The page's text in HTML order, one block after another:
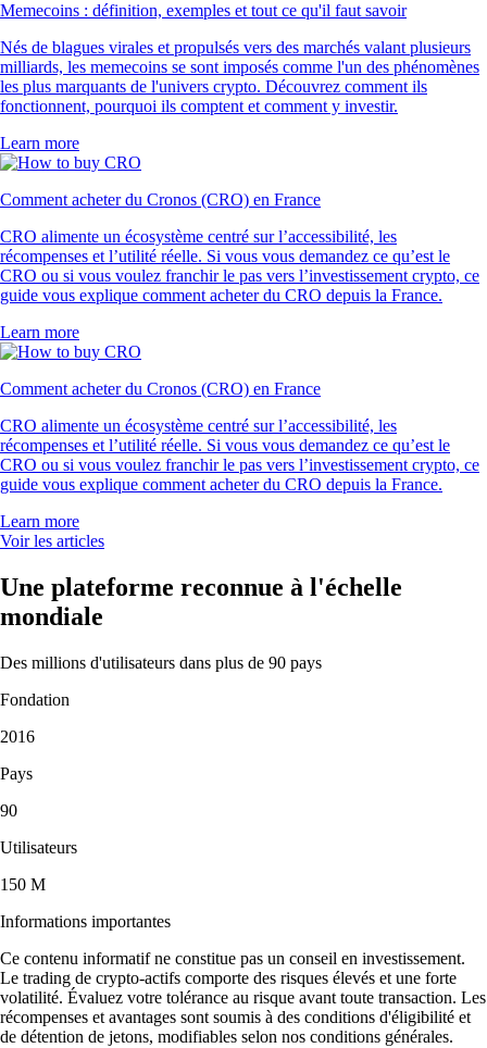
Memecoins : définition, exemples et tout ce qu'il faut savoir
Nés de blagues virales et propulsés vers des marchés valant plusieurs
milliards, les memecoins se sont imposés comme l'un des phénomènes
les plus marquants de l'univers crypto. Découvrez comment ils
fonctionnent, pourquoi ils comptent et comment y investir.
Learn more
Comment acheter du Cronos (CRO) en France
CRO alimente un écosystème centré sur l’accessibilité, les
récompenses et l’utilité réelle. Si vous vous demandez ce qu’est le
CRO ou si vous voulez franchir le pas vers l’investissement crypto, ce
guide vous explique comment acheter du CRO depuis la France.
Learn more
Comment acheter du Cronos (CRO) en France
CRO alimente un écosystème centré sur l’accessibilité, les
récompenses et l’utilité réelle. Si vous vous demandez ce qu’est le
CRO ou si vous voulez franchir le pas vers l’investissement crypto, ce
guide vous explique comment acheter du CRO depuis la France.
Learn more
Voir les articles
Une plateforme reconnue à l'échelle
mondiale
Des millions d'utilisateurs dans plus de 90 pays
Fondation
2016
Pays
90
Utilisateurs
150 M
Informations importantes
Ce contenu informatif ne constitue pas un conseil en investissement.
Le trading de crypto-actifs comporte des risques élevés et une forte
volatilité. Évaluez votre tolérance au risque avant toute transaction. Les
récompenses et avantages sont soumis à des conditions d'éligibilité et
de détention de jetons, modifiables selon nos conditions générales.